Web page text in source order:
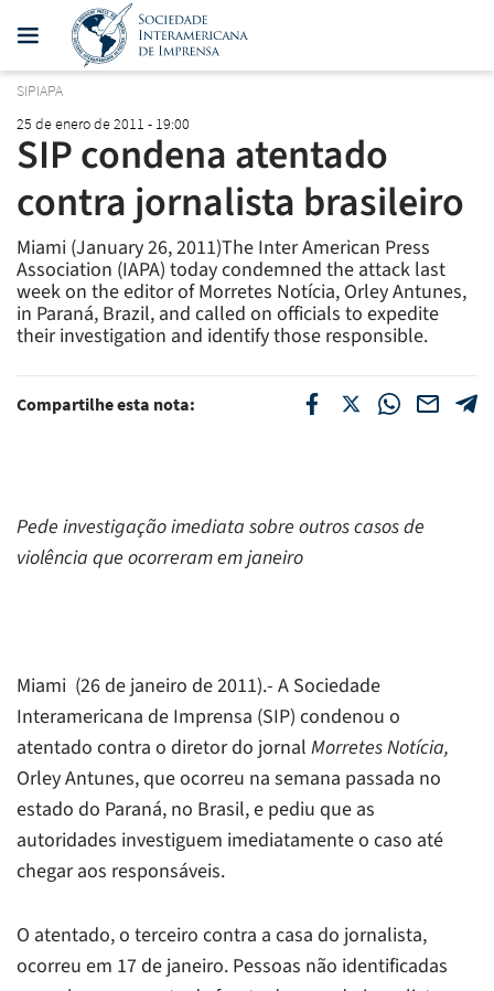
SIPIAPA
25 de enero de 2011 - 19:00
SIP condena atentado
contra jornalista brasileiro
Miami (January 26, 2011)The Inter American Press
Association (IAPA) today condemned the attack last
week on the editor of Morretes Notícia, Orley Antunes,
in Paraná, Brazil, and called on officials to expedite
their investigation and identify those responsible.
Compartilhe esta nota:
Pede investigação imediata sobre outros casos de
violência que ocorreram em janeiro
Miami (26 de janeiro de 2011).- A Sociedade
Interamericana de Imprensa (SIP) condenou o
atentado contra o diretor do jornal Morretes Notícia,
Orley Antunes, que ocorreu na semana passada no
estado do Paraná, no Brasil, e pediu que as
autoridades investiguem imediatamente o caso até
chegar aos responsáveis.
O atentado, o terceiro contra a casa do jornalista,
ocorreu em 17 de janeiro. Pessoas não identificadas